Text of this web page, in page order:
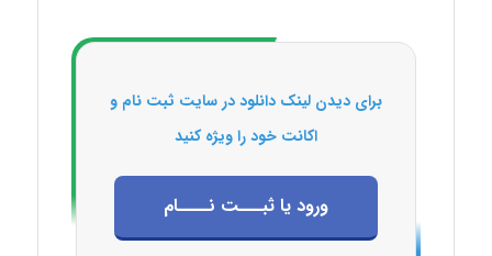
برای دیدن لینک دانلود در سایت ثبت نام و
اکانت خود را ویژه کنید
ورود یا ثبـــت نــــام